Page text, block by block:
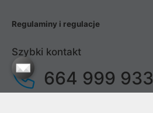
Regulaminy i regulacje
Szybki kontakt
664 999 933